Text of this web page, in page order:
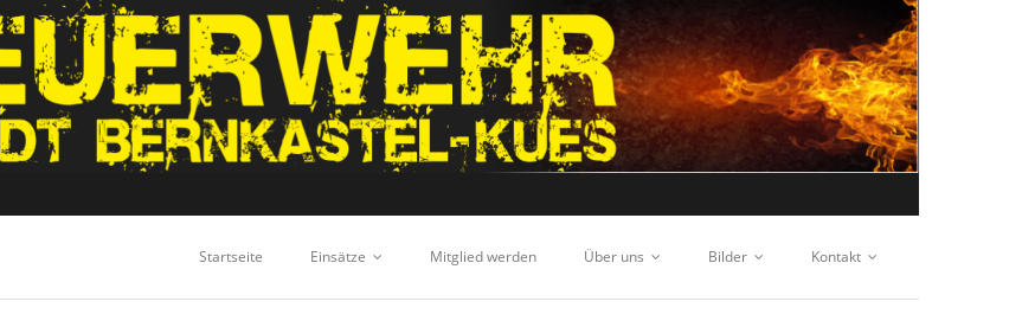
Startseite Einsätze Mitglied werden Über uns Bilder Kontakt